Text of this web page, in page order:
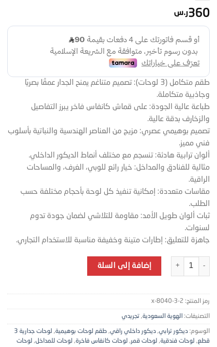
360ر.س
طقم متكامل (3 لوحات): تصميم متناغم يمنح الجدار عمقًا بصريًا
وجاذبية متكاملة.
طباعة عالية الجودة: على قماش كانفاس فاخر يبرز التفاصيل
والزخارف بدقة عالية.
تصميم بوهيمي عصري: مزيج من العناصر الهندسية والنباتية بأسلوب
فني مميز.
ألوان ترابية هادئة: تنسجم مع مختلف أنماط الديكور الداخلي.
مثالية للفنادق والمداخل: خيار رائع للوبي، الغرف، والمساحات
الراقية.
مقاسات متعددة: إمكانية تنفيذ كل لوحة بأحجام مختلفة حسب
الطلب.
ثبات ألوان طويل الأمد: مقاومة للتلاشي لضمان جودة تدوم
لسنوات.
جاهزة للتعليق: إطارات متينة وخفيفة مناسبة للاستخدام التجاري.
كمية طقم لوحات جدارية بوهيمي فاخرة (3 قطع) – تصميم قمر وزخارف هندسية على كانفاس RT10-8040-3-1
إضافة إلى السلة
رمز المنتج: x-8040-3-2
التصنيفات: الهوية السعودية, تجريدي
الوسوم: ديكور ترابي, ديكور داخلي راقي, طقم لوحات بوهيمية,
لوحات جدارية 3
قطع, لوحات فندقية, لوحات قمر, لوحات كانفاس فاخرة, لوحات للمداخل, لوحات